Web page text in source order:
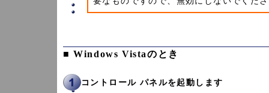
■ Windows Vistaのとき
コントロール パネルを起動します